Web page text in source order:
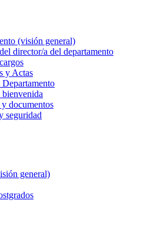
(visión general)
director/a del departamento
y Actas
Departamento
documentos
seguridad
general)